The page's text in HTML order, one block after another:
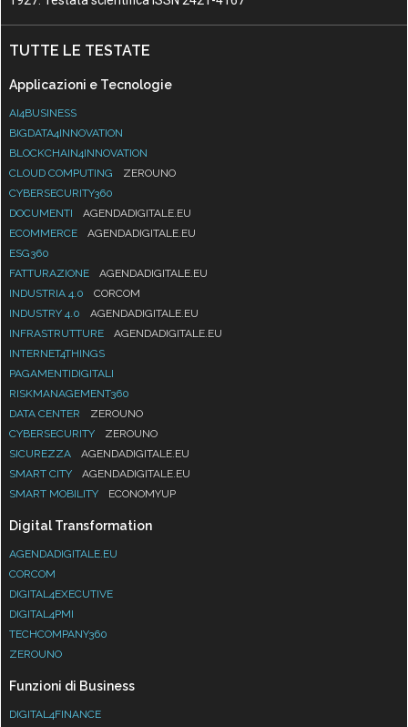
TUTTE LE TESTATE
Applicazioni e Tecnologie
AI4BUSINESS
BIGDATA4INNOVATION
BLOCKCHAIN4INNOVATION
CLOUD COMPUTING
ZEROUNO
CYBERSECURITY360
DOCUMENTI
AGENDADIGITALE.EU
ECOMMERCE
AGENDADIGITALE.EU
ESG360
FATTURAZIONE
AGENDADIGITALE.EU
INDUSTRIA 4.0
CORCOM
INDUSTRY 4.0
AGENDADIGITALE.EU
INFRASTRUTTURE
AGENDADIGITALE.EU
INTERNET4THINGS
PAGAMENTIDIGITALI
RISKMANAGEMENT360
DATA CENTER
ZEROUNO
CYBERSECURITY
ZEROUNO
SICUREZZA
AGENDADIGITALE.EU
SMART CITY
AGENDADIGITALE.EU
SMART MOBILITY
ECONOMYUP
Digital Transformation
AGENDADIGITALE.EU
CORCOM
DIGITAL4EXECUTIVE
DIGITAL4PMI
TECHCOMPANY360
ZEROUNO
Funzioni di Business
DIGITAL4FINANCE